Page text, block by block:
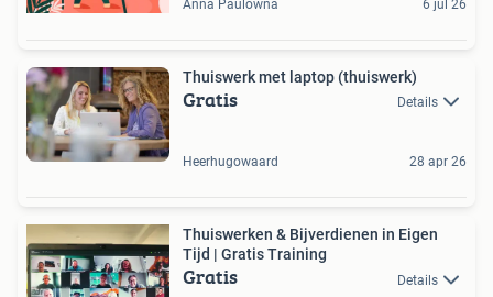
Anna Paulowna 6 jul 26
Thuiswerk met laptop (thuiswerk)
Gratis Details
Heerhugowaard 28 apr 26
Thuiswerken & Bijverdienen in Eigen
Tijd | Gratis Training
Gratis Details